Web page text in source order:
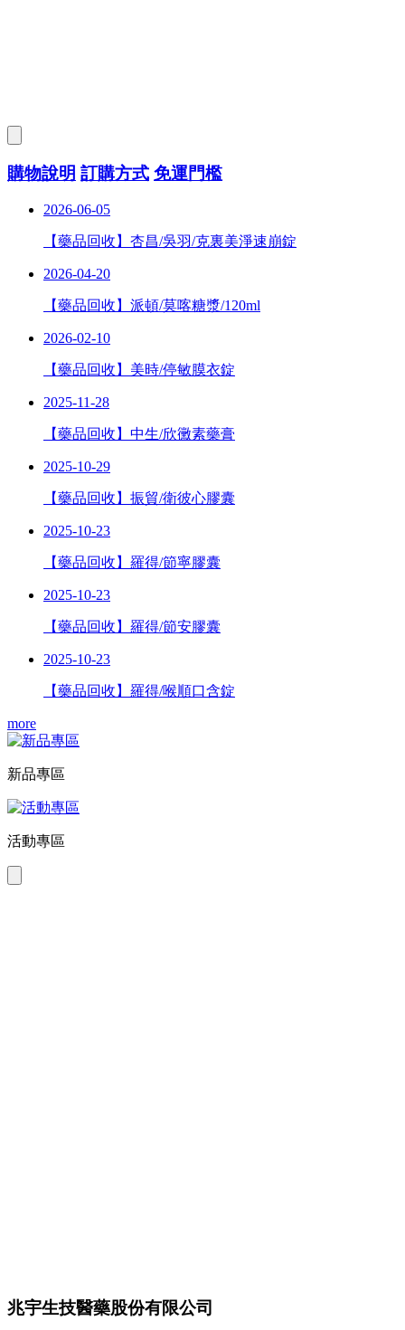
購物說明 訂購方式 免運門檻
2026-06-05
【藥品回收】杏昌/吳羽/克裏美淨速崩錠
2026-04-20
【藥品回收】派頓/莫喀糖漿/120ml
2026-02-10
【藥品回收】美時/停敏膜衣錠
2025-11-28
【藥品回收】中生/欣黴素藥膏
2025-10-29
【藥品回收】振貿/衛彼心膠囊
2025-10-23
【藥品回收】羅得/節寧膠囊
2025-10-23
【藥品回收】羅得/節安膠囊
2025-10-23
【藥品回收】羅得/喉順口含錠
more
新品專區
活動專區
兆宇生技醫藥股份有限公司